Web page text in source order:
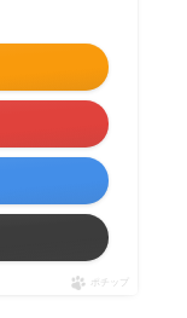
ポチップ